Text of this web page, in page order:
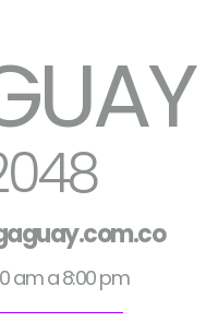
am a 8:00 pm